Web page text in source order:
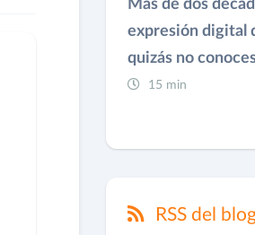
Más de dos
expresión digital
quizás no
15 min
RSS del